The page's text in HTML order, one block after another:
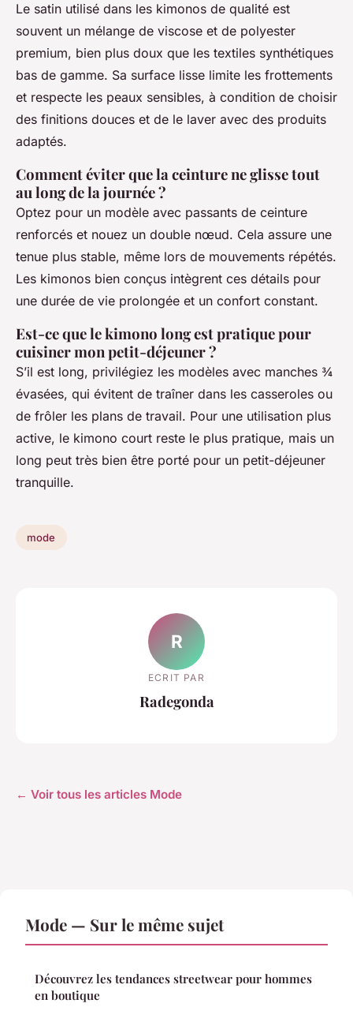
Le satin utilisé dans les kimonos de qualité est
souvent un mélange de viscose et de polyester
premium, bien plus doux que les textiles synthétiques
bas de gamme. Sa surface lisse limite les frottements
et respecte les peaux sensibles, à condition de choisir
des finitions douces et de le laver avec des produits
adaptés.
Comment éviter que la ceinture ne glisse tout
au long de la journée ?
Optez pour un modèle avec passants de ceinture
renforcés et nouez un double nœud. Cela assure une
tenue plus stable, même lors de mouvements répétés.
Les kimonos bien conçus intègrent ces détails pour
une durée de vie prolongée et un confort constant.
Est-ce que le kimono long est pratique pour
cuisiner mon petit-déjeuner ?
S’il est long, privilégiez les modèles avec manches ¾
évasées, qui évitent de traîner dans les casseroles ou
de frôler les plans de travail. Pour une utilisation plus
active, le kimono court reste le plus pratique, mais un
long peut très bien être porté pour un petit-déjeuner
tranquille.
mode
R
ECRIT PAR
Radegonda
← Voir tous les articles Mode
Mode — Sur le même sujet
Découvrez les tendances streetwear pour hommes
en boutique